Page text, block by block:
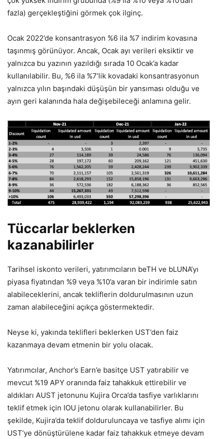
fazla) gerçekleştiğini görmek çok ilginç.
Ocak 2022’de konsantrasyon %6 ila %7 indirim kovasına
taşınmış görünüyor. Ancak, Ocak ayı verileri eksiktir ve
yalnızca bu yazının yazıldığı sırada 10 Ocak’a kadar
kullanılabilir. Bu, %6 ila %7’lik kovadaki konsantrasyonun
yalnızca yılın başındaki düşüşün bir yansıması olduğu ve
ayın geri kalanında hala değişebileceği anlamına gelir.
Tüccarlar beklerken
kazanabilirler
Tarihsel iskonto verileri, yatırımcıların beTH ve bLUNA’yı
piyasa fiyatından %9 veya %10’a varan bir indirimle satın
alabileceklerini, ancak tekliflerin doldurulmasının uzun
zaman alabileceğini açıkça göstermektedir.
Neyse ki, yakında teklifleri beklerken UST’den faiz
kazanmaya devam etmenin bir yolu olacak.
Yatırımcılar, Anchor’s Earn’e basitçe UST yatırabilir ve
mevcut %19 APY oranında faiz tahakkuk ettirebilir ve
aldıkları AUST jetonunu Kujira Orca’da tasfiye varlıklarını
teklif etmek için IOU jetonu olarak kullanabilirler. Bu
şekilde, Kujira’da teklif dolduruluncaya ve tasfiye alımı için
UST’ye dönüştürülene kadar faiz tahakkuk etmeye devam